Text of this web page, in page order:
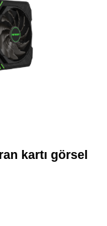
kartı görsel